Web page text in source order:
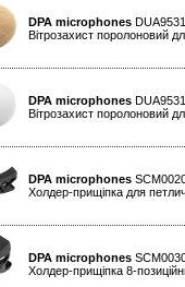
DPA microphones
Вітрозахист поролоновий
DPA microphones
Вітрозахист поролоновий
DPA microphones
Холдер-прищіпка для
DPA microphones
Холдер-прищіпка 8-